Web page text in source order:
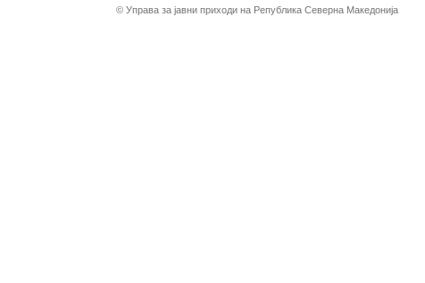
© Управа за јавни приходи на Република Северна Македонија